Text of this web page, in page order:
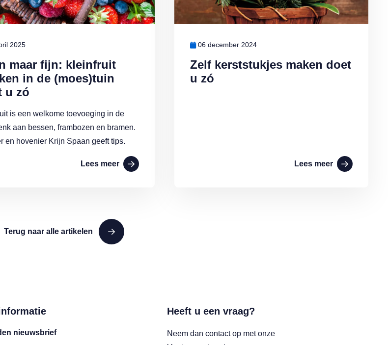
maar fijn: kleinfruit
in de (moes)tuin
u zó
2025
is een welkome toevoeging in de
aan bessen, frambozen en bramen.
en hovenier Krijn Spaan geeft tips.
Lees meer
Zelf kerststukjes maken doet
u zó
06 december 2024
Lees meer
Terug naar alle artikelen
nieuwsbrief
Heeft u een vraag?
Neem dan contact op met onze